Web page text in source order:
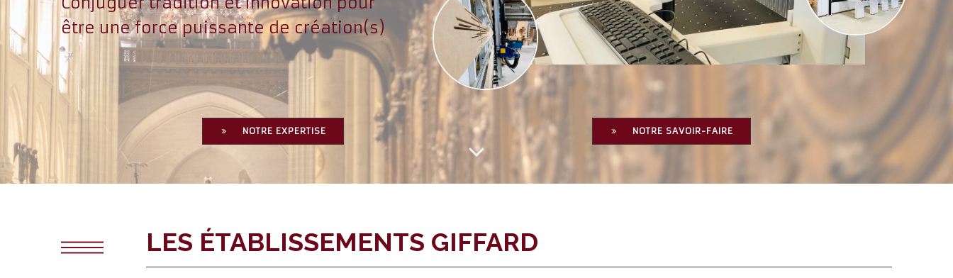
être une force puissante de création(s)
NOTRE EXPERTISE NOTRE SAVOIR-FAIRE
LES ÉTABLISSEMENTS GIFFARD